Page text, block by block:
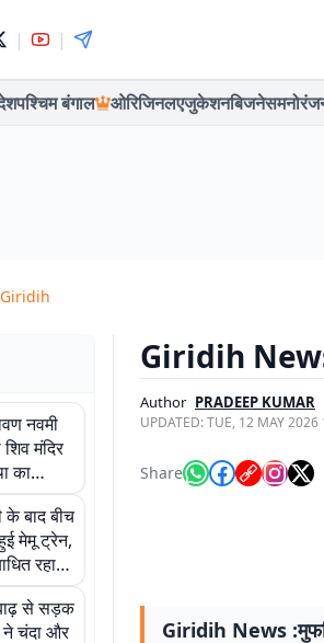
| |
पश्चिम बंगाल ओरिजिनलएजुकेशनबिजनेस
Giridih
नवमी
मंदिर
का
महादेव के
परिसर
के बाद बीच
मेमू ट्रेन,
रहा
से सड़क
ने चंदा और
Giridih News
Author PRADEEP KUMAR
UPDATED:TUE, 12 MAY 2026
Share
Giridih News